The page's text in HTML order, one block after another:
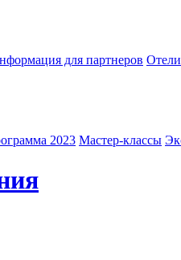
для партнеров
2023 Мастер-классы